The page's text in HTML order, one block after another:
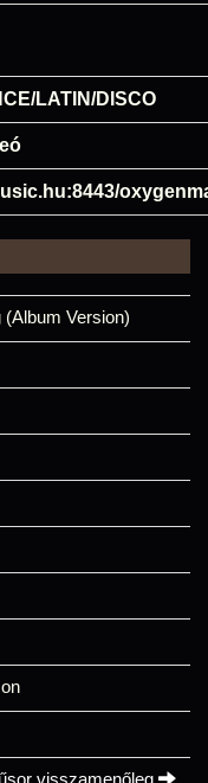
LATIN/DISCO
Version)
visszamenőleg